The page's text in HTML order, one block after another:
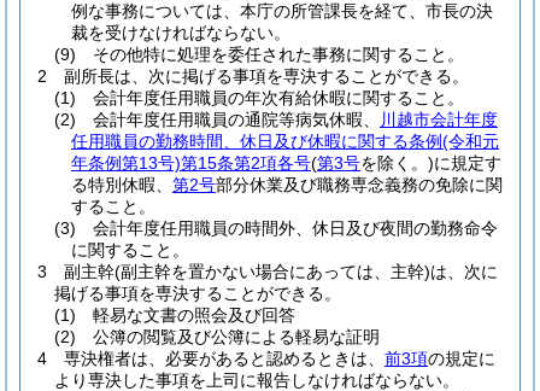
例な事務については、本庁の所管課長を経て、市長の決
裁を受けなければならない。
(9)
その他特に処理を委任された事務に関すること。
2
副所長は、次に掲げる事項を専決することができる。
(1)
会計年度任用職員の年次有給休暇に関すること。
(2)
会計年度任用職員の通院等病気休暇、
川越市会計年度
任用職員の勤務時間、休日及び休暇に関する条例(令和元
年条例第13号)第15条第2項各号(第3号を除く。)に規定す
る特別休暇、 第2号部分休業及び職務専念義務の免除に関
すること。
(3)
会計年度任用職員の時間外、休日及び夜間の勤務命令
に関すること。
3
副主幹(副主幹を置かない場合にあっては、主幹)は、次に
掲げる事項を専決することができる。
(1)
軽易な文書の照会及び回答
(2)
公簿の閲覧及び公簿による軽易な証明
4
専決権者は、必要があると認めるときは、 前3項の規定に
より専決した事項を上司に報告しなければならない。